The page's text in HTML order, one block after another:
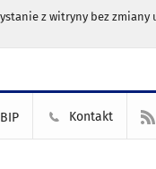
z witryny bez zmiany
BIP Kontakt